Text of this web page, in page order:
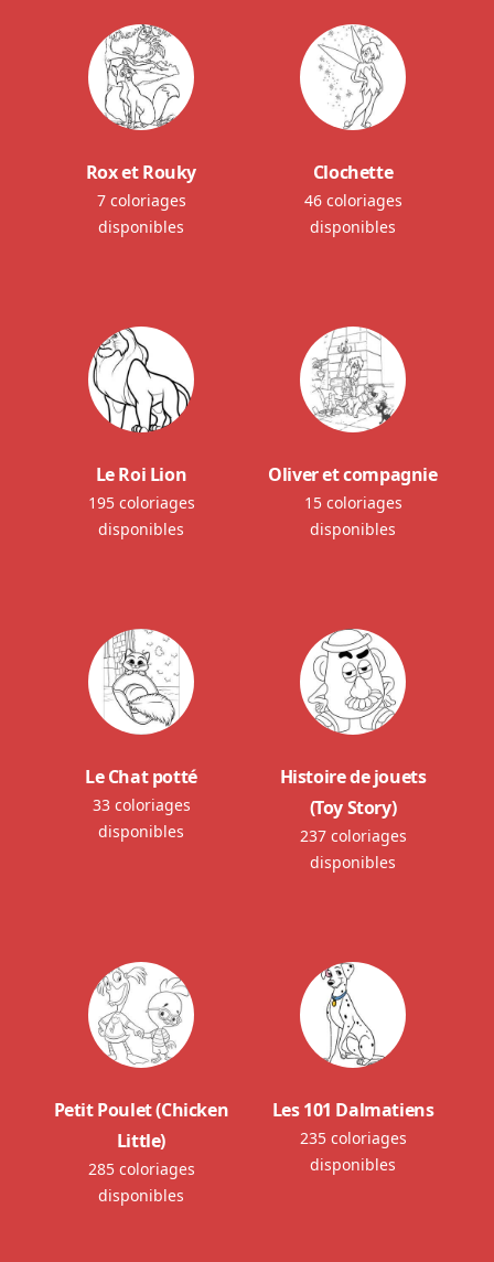
Rox et Rouky
7 coloriages
disponibles
Clochette
46 coloriages
disponibles
Le Roi Lion
195 coloriages
disponibles
Oliver et compagnie
15 coloriages
disponibles
Le Chat potté
33 coloriages
disponibles
Histoire de jouets
(Toy Story)
237 coloriages
disponibles
Petit Poulet (Chicken
Little)
285 coloriages
disponibles
Les 101 Dalmatiens
235 coloriages
disponibles